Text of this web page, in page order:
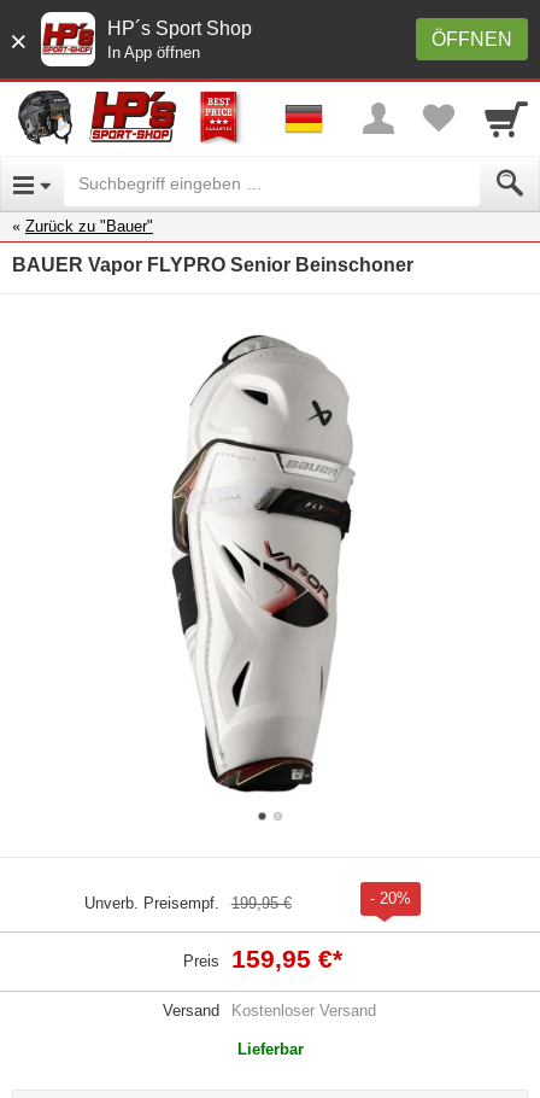
× ÖFFNEN
HP´s Sport Shop
In App öffnen
Zurück zu "Bauer"
BAUER Vapor FLYPRO Senior Beinschoner
Unverb. Preisempf. 199,95 € - 20%
Preis 159,95 €*
Versand Kostenloser Versand
Lieferbar